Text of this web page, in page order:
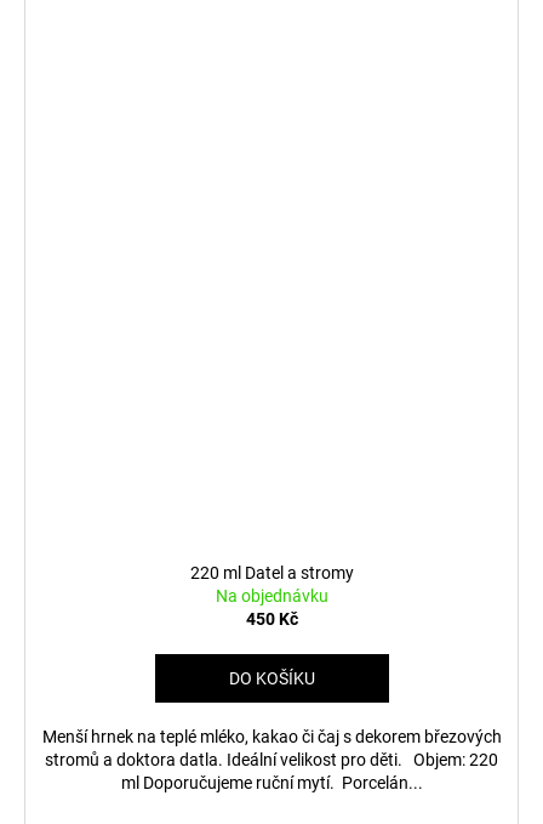
220 ml Datel a stromy
Na objednávku
450 Kč
DO KOŠÍKU
Menší hrnek na teplé mléko, kakao či čaj s dekorem březových
stromů a doktora datla. Ideální velikost pro děti. Objem: 220
ml Doporučujeme ruční mytí. Porcelán...